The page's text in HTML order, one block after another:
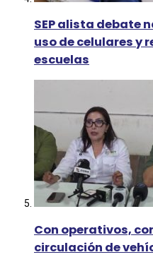
SEP alista debate
uso de celulares y
escuelas
Con operativos,
circulación de